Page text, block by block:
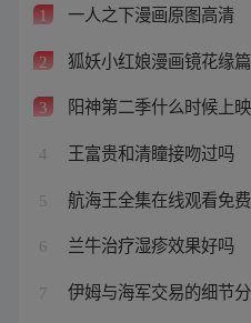
1 一人之下漫画原图高清
2 狐妖小红娘漫画镜花缘
3 阳神第二季什么时候上映
4 王富贵和清瞳接吻过吗
5 航海王全集在线观看免
6 兰牛治疗湿疹效果好吗
7 伊姆与海军交易的细节